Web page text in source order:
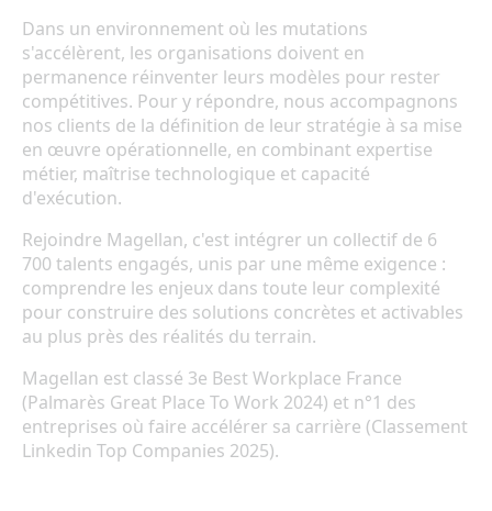
Dans un environnement où les mutations
s'accélèrent, les organisations doivent en
permanence réinventer leurs modèles pour rester
compétitives. Pour y répondre, nous accompagnons
nos clients de la définition de leur stratégie à sa mise
en œuvre opérationnelle, en combinant expertise
métier, maîtrise technologique et capacité
d'exécution.
Rejoindre Magellan, c'est intégrer un collectif de 6
700 talents engagés, unis par une même exigence :
comprendre les enjeux dans toute leur complexité
pour construire des solutions concrètes et activables
au plus près des réalités du terrain.
Magellan est classé 3e Best Workplace France
(Palmarès Great Place To Work 2024) et n°1 des
entreprises où faire accélérer sa carrière (Classement
Linkedin Top Companies 2025).